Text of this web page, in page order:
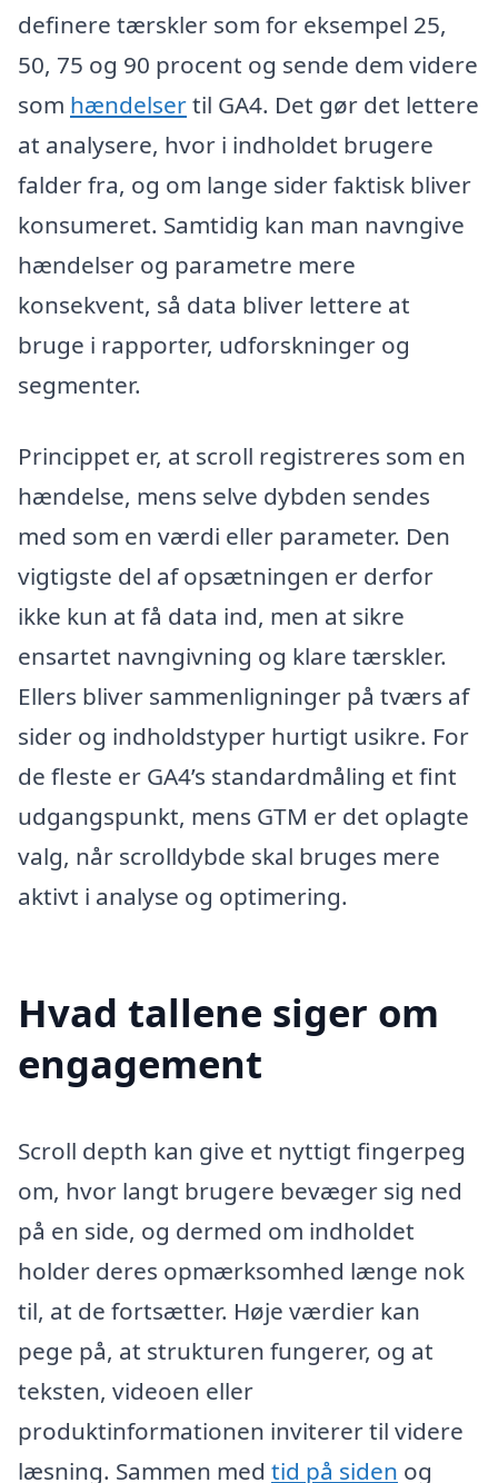
definere tærskler som for eksempel 25,
50, 75 og 90 procent og sende dem videre
som hændelsertil GA4. Det gør det lettere
at analysere, hvor i indholdet brugere
falder fra, og om lange sider faktisk bliver
konsumeret. Samtidig kan man navngive
hændelser og parametre mere
konsekvent, så data bliver lettere at
bruge i rapporter, udforskninger og
segmenter.
Princippet er, at scroll registreres som en
hændelse, mens selve dybden sendes
med som en værdi eller parameter. Den
vigtigste del af opsætningen er derfor
ikke kun at få data ind, men at sikre
ensartet navngivning og klare tærskler.
Ellers bliver sammenligninger på tværs af
sider og indholdstyper hurtigt usikre. For
de fleste er GA4’s standardmåling et fint
udgangspunkt, mens GTM er det oplagte
valg, når scrolldybde skal bruges mere
aktivt i analyse og optimering.
Hvad tallene siger om
engagement
Scroll depth kan give et nyttigt fingerpeg
om, hvor langt brugere bevæger sig ned
på en side, og dermed om indholdet
holder deres opmærksomhed længe nok
til, at de fortsætter. Høje værdier kan
pege på, at strukturen fungerer, og at
teksten, videoen eller
produktinformationen inviterer til videre
læsning. Sammen med tid på siden og